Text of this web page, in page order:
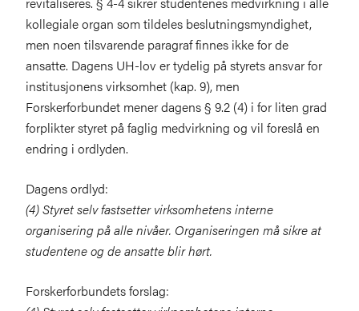
kollegiale organ som tildeles beslutningsmyndighet,
men noen tilsvarende paragraf finnes ikke for de
ansatte. Dagens UH-lov er tydelig på styrets ansvar for
institusjonens virksomhet (kap. 9), men
Forskerforbundet mener dagens § 9.2 (4) i for liten grad
forplikter styret på faglig medvirkning og vil foreslå en
endring i ordlyden.
Dagens ordlyd:
(4) Styret selv fastsetter virksomhetens interne
organisering på alle nivåer. Organiseringen må sikre at
studentene og de ansatte blir hørt.
Forskerforbundets forslag: